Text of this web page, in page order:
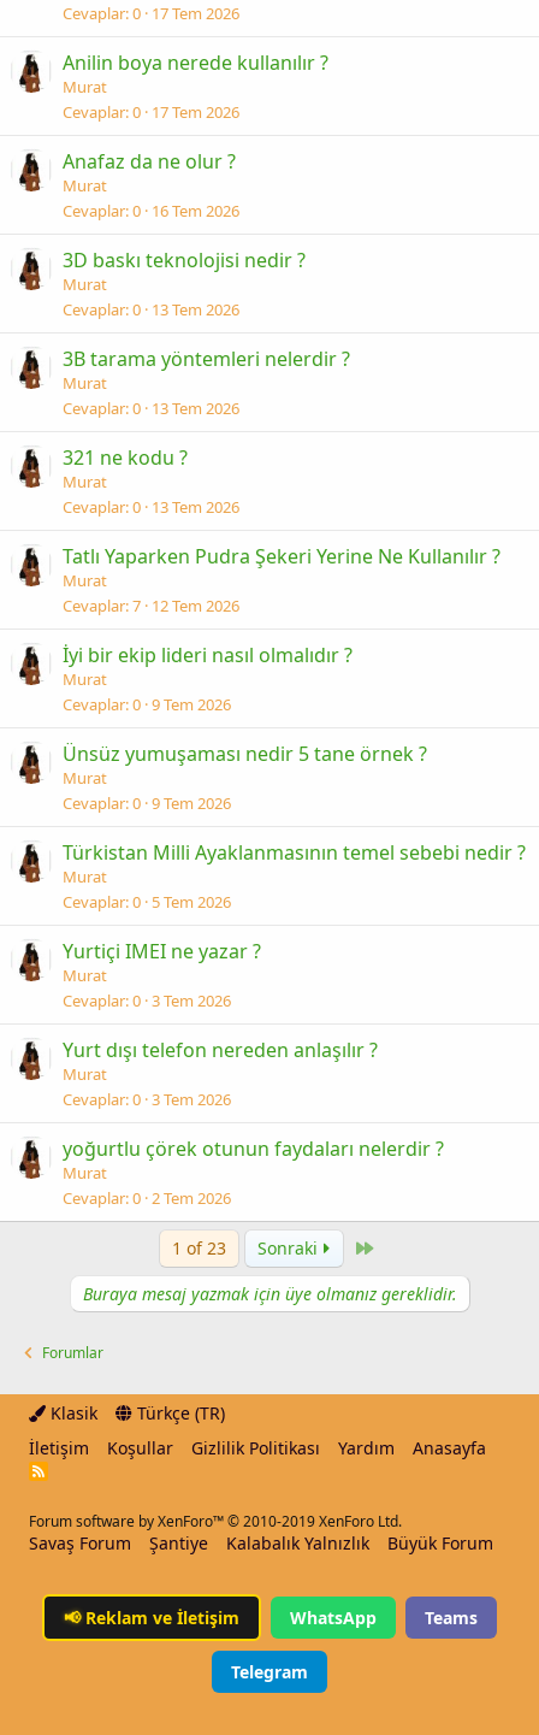
Cevaplar 0 17 Tem 2026
Anilin boya nerede kullanılır ?
Murat
Cevaplar 0 17 Tem 2026
Anafaz da ne olur ?
Murat
Cevaplar 0 16 Tem 2026
3D baskı teknolojisi nedir ?
Murat
Cevaplar 0 13 Tem 2026
3B tarama yöntemleri nelerdir ?
Murat
Cevaplar 0 13 Tem 2026
321 ne kodu ?
Murat
Cevaplar 0 13 Tem 2026
Tatlı Yaparken Pudra Şekeri Yerine Ne Kullanılır ?
Murat
Cevaplar 7 12 Tem 2026
İyi bir ekip lideri nasıl olmalıdır ?
Murat
Cevaplar 0 9 Tem 2026
Ünsüz yumuşaması nedir 5 tane örnek ?
Murat
Cevaplar 0 9 Tem 2026
Türkistan Milli Ayaklanmasının temel sebebi nedir ?
Murat
Cevaplar 0 5 Tem 2026
Yurtiçi IMEI ne yazar ?
Murat
Cevaplar 0 3 Tem 2026
Yurt dışı telefon nereden anlaşılır ?
Murat
Cevaplar 0 3 Tem 2026
yoğurtlu çörek otunun faydaları nelerdir ?
Murat
Cevaplar 0 2 Tem 2026
1 of 23 Sonraki Last
Buraya mesaj yazmak için üye olmanız gereklidir.
Forumlar
Klasik
Türkçe (TR)
İletişim
Koşullar Gizlilik Politikası Yardım Anasayfa
R
Forum software by XenForo™© 2010-2019 XenForo Ltd.
Savaş Forum Şantiye Kalabalık Yalnızlık Büyük Forum
📢Reklam ve İletişim WhatsApp Teams
Telegram